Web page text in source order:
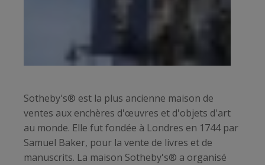
Sotheby's® est la plus ancienne maison de
ventes aux enchères d'œuvres et d'objets d'art
au monde. Elle fut fondée à Londres en 1744 par
Samuel Baker, pour la vente de livres et de
manuscrits. La maison Sotheby's® a organisé